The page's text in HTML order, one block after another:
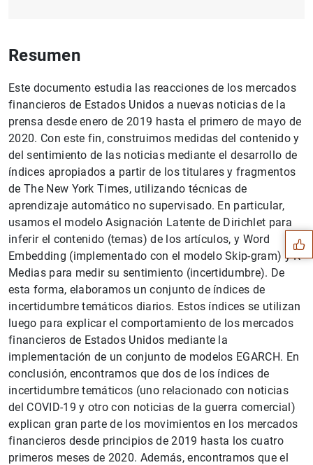
Resumen
Este documento estudia las reacciones de los mercados
financieros de Estados Unidos a nuevas noticias de la
prensa desde enero de 2019 hasta el primero de mayo de
2020. Con este fin, construimos medidas del contenido y
del sentimiento de las noticias mediante el desarrollo de
índices apropiados a partir de los titulares y fragmentos
de The New York Times, utilizando técnicas de
aprendizaje automático no supervisado. En particular,
usamos el modelo Asignación Latente de Dirichlet para
inferir el contenido (temas) de los artículos, y Word
Embedding (implementado con el modelo Skip-gram) y K-
Medias para medir su sentimiento (incertidumbre). De
esta forma, elaboramos un conjunto de índices de
incertidumbre temáticos diarios. Estos índices se utilizan
luego para explicar el comportamiento de los mercados
financieros de Estados Unidos mediante la
implementación de un conjunto de modelos EGARCH. En
conclusión, encontramos que dos de los índices de
incertidumbre temáticos (uno relacionado con noticias
del COVID-19 y otro con noticias de la guerra comercial)
explican gran parte de los movimientos en los mercados
financieros desde principios de 2019 hasta los cuatro
primeros meses de 2020. Además, encontramos que el
Sugerencias
1 2